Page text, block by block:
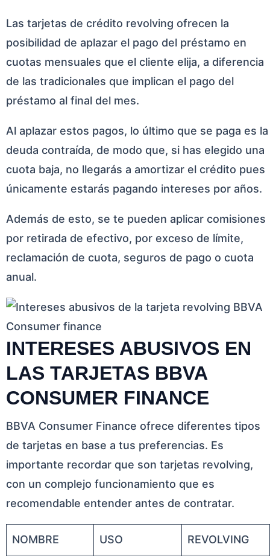
Las tarjetas de crédito revolving ofrecen la
posibilidad de aplazar el pago del préstamo en
cuotas mensuales que el cliente elija, a diferencia
de las tradicionales que implican el pago del
préstamo al final del mes.
Al aplazar estos pagos, lo último que se paga es la
deuda contraída, de modo que, si has elegido una
cuota baja, no llegarás a amortizar el crédito pues
únicamente estarás pagando intereses por años.
Además de esto, se te pueden aplicar comisiones
por retirada de efectivo, por exceso de límite,
reclamación de cuota, seguros de pago o cuota
anual.
INTERESES ABUSIVOS EN
LAS TARJETAS BBVA
CONSUMER FINANCE
BBVA Consumer Finance ofrece diferentes tipos
de tarjetas en base a tus preferencias. Es
importante recordar que son tarjetas revolving,
con un complejo funcionamiento que es
recomendable entender antes de contratar.
NOMBRE USO REVOLVING